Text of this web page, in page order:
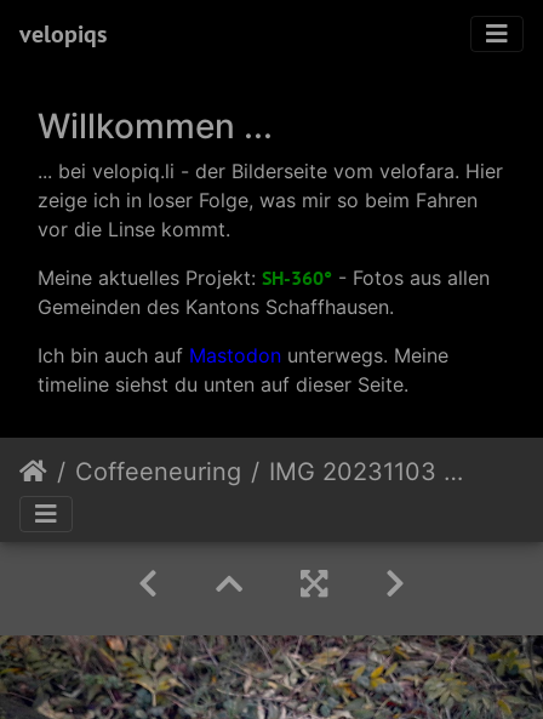
velopiqs
Willkommen ...
... bei velopiq.li - der Bilderseite vom velofara. Hier
zeige ich in loser Folge, was mir so beim Fahren
vor die Linse kommt.
Meine aktuelles Projekt: SH-360° - Fotos aus allen
Gemeinden des Kantons Schaffhausen.
Ich bin auch auf Mastodon unterwegs. Meine
timeline siehst du unten auf dieser Seite.
Coffeeneuring IMG 20231103 165124